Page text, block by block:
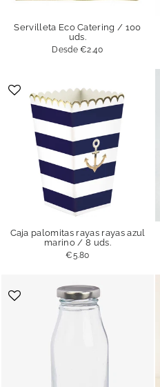
Servilleta Eco Catering / 100
uds.
Desde€2.40
Caja palomitas rayas rayas azul
marino / 8 uds.
€5.80